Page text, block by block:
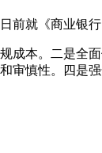
就《商业银行
本。二是全
审慎性。四